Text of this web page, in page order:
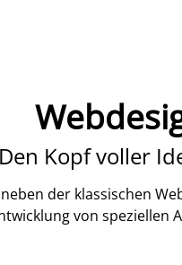
Den Kopf voller
der klassischen
von speziellen